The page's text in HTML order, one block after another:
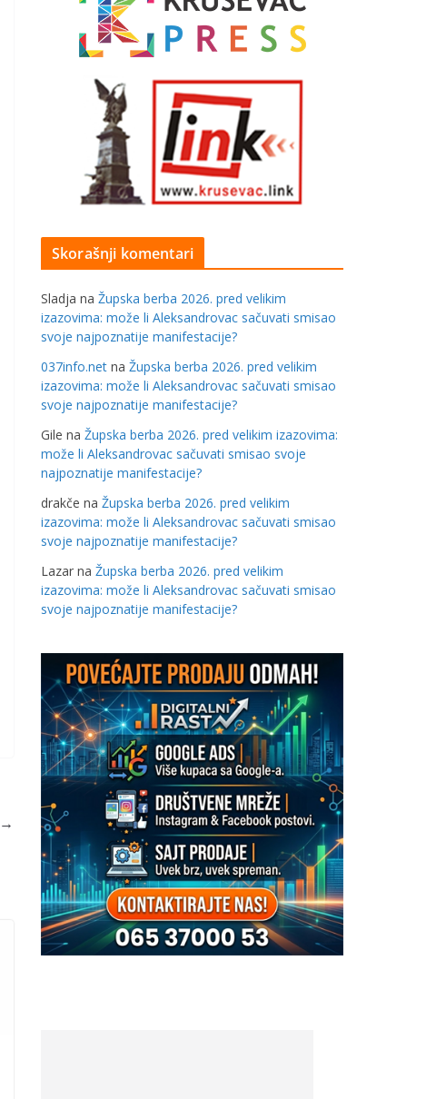
→
Skorašnji komentari
Sladja na Župska berba 2026. pred velikim
izazovima: može li Aleksandrovac sačuvati smisao
svoje najpoznatije manifestacije?
037info.net na Župska berba 2026. pred velikim
izazovima: može li Aleksandrovac sačuvati smisao
svoje najpoznatije manifestacije?
Gile na Župska berba 2026. pred velikim izazovima:
može li Aleksandrovac sačuvati smisao svoje
najpoznatije manifestacije?
drakče na Župska berba 2026. pred velikim
izazovima: može li Aleksandrovac sačuvati smisao
svoje najpoznatije manifestacije?
Lazar na Župska berba 2026. pred velikim
izazovima: može li Aleksandrovac sačuvati smisao
svoje najpoznatije manifestacije?